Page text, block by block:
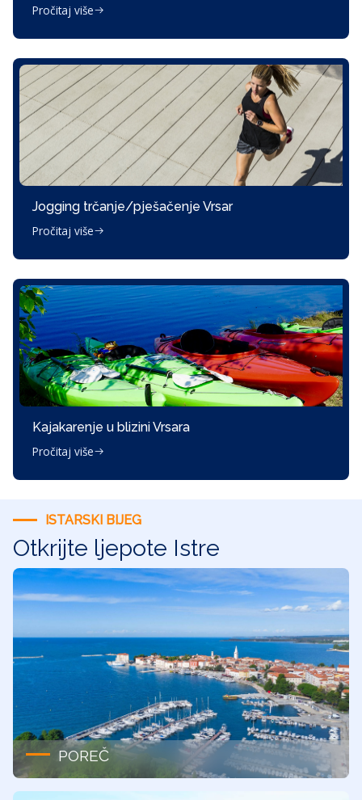
Pročitaj više
Jogging trčanje/pješačenje Vrsar
Pročitaj više
Kajakarenje u blizini Vrsara
Pročitaj više
ISTARSKI BIJEG
Otkrijte ljepote Istre
POREČ